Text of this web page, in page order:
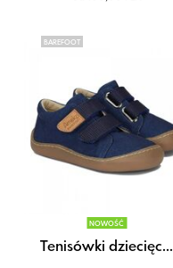
BAREFOOT
NOWOŚĆ
Tenisówki dziecięc...